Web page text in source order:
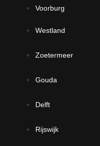
Voorburg
Westland
Zoetermeer
Gouda
Delft
Rijswijk